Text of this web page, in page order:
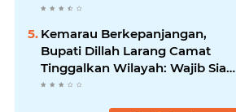
BBB-S, TNI dan BPD
Kemarau Berkepanjangan,
Bupati Dillah Larang Camat
Tinggalkan Wilayah: Wajib Siaga
Hadapi Karhutla dan Kebakaran